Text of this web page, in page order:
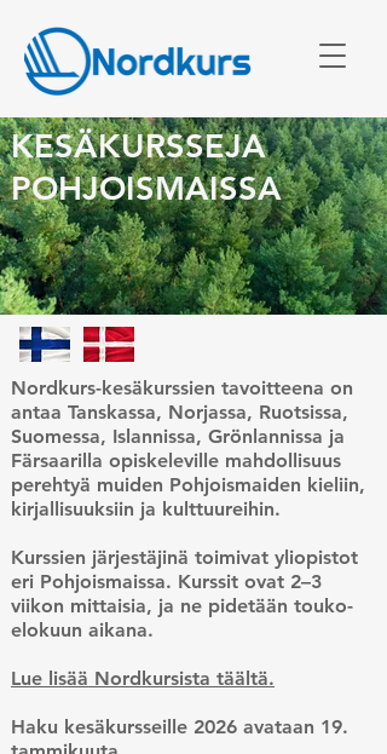
KESÄKURSSEJA
POHJOISMAISSA
Nordkurs-kesäkurssien tavoitteena on
antaa Tanskassa, Norjassa, Ruotsissa,
Suomessa, Islannissa, Grönlannissa ja
Färsaarilla opiskeleville mahdollisuus
perehtyä muiden Pohjoismaiden kieliin,
kirjallisuuksiin ja kulttuureihin.
Kurssien järjestäjinä toimivat yliopistot
eri Pohjoismaissa. Kurssit ovat 2–3
viikon mittaisia, ja ne pidetään touko-
elokuun aikana.
Lue lisää Nordkursista täältä.
Haku kesäkursseille 2026 avataan 19.